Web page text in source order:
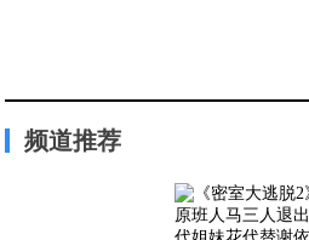
频道推荐